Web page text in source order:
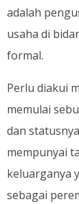
adalah
usaha di
formal.
Perlu diakui
memulai
dan
mempunyai
keluarganya
sebagai